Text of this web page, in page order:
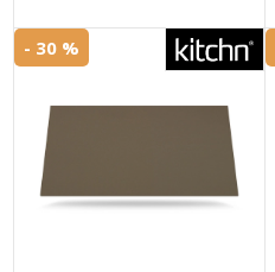
- 30 %